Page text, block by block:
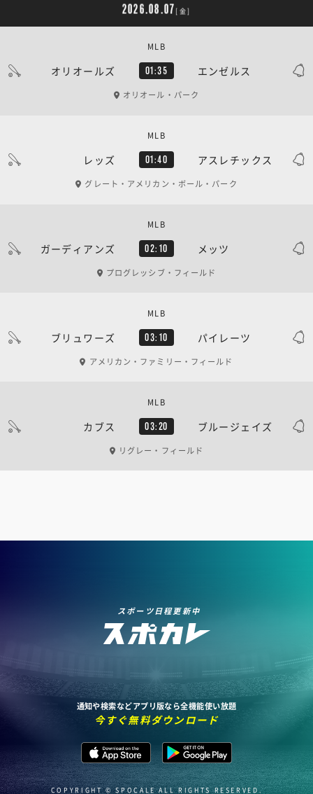
2026.08.07 [金]
オリオールズ 01:35 エンゼルス
MLB
オリオール・パーク
レッズ 01:40 アスレチックス
MLB
グレート・アメリカン・ボール・パーク
ガーディアンズ 02:10 メッツ
MLB
プログレッシブ・フィールド
ブリュワーズ 03:10 パイレーツ
MLB
アメリカン・ファミリー・フィールド
カブス 03:20 ブルージェイズ
MLB
リグレー・フィールド
スポーツ日程更新中
通知や検索などアプリ版なら全機能使い放題
今すぐ無料ダウンロード
COPYRIGHT © SPOCALE ALL RIGHTS RESERVED.